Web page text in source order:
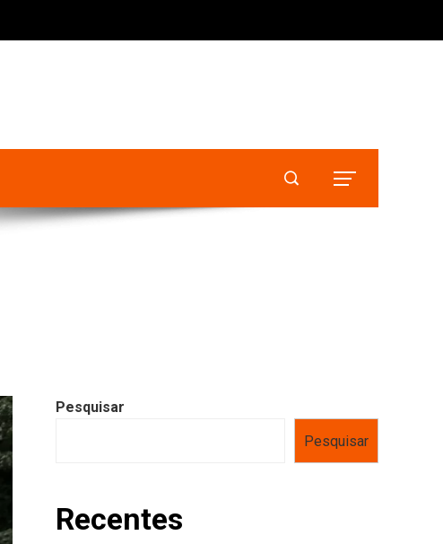
Pesquisar
Pesquisar
Recentes